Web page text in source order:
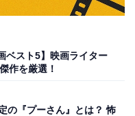
の理事長からの理不尽
らは「手に入れた事実
いく」といった真っ当
ベスト5】映画ライター
作を厳選！
の『プーさん』とは？ 怖